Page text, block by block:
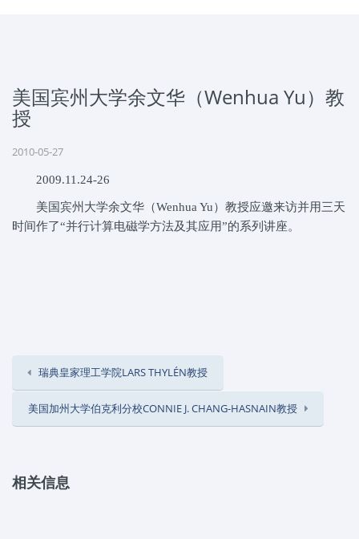
美国宾州大学余文华（Wenhua Yu）教
授
2010-05-27
2009.11.24-26
美国宾州大学余文华（Wenhua Yu）教授应邀来访并用三天
时间作了“并行计算电磁学方法及其应用”的系列讲座。
瑞典皇家理工学院LARS THYLÉN教授
美国加州大学伯克利分校CONNIE J. CHANG-HASNAIN教授
相关信息